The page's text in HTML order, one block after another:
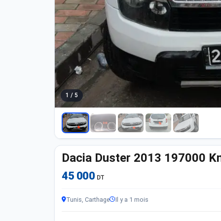
1 / 5
Dacia Duster 2013 197000
45 000 DT
Tunis, Carthage Il y a 1 mois